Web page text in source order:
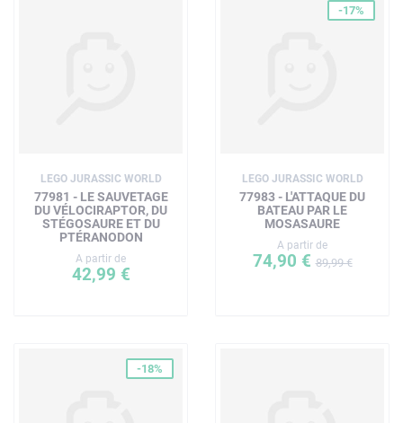
LEGO JURASSIC WORLD
77981 - LE SAUVETAGE
DU VÉLOCIRAPTOR, DU
STÉGOSAURE ET DU
PTÉRANODON
A partir de
42,99 €
-17%
LEGO JURASSIC WORLD
77983 - L'ATTAQUE DU
BATEAU PAR LE
MOSASAURE
A partir de
74,90 €89,99 €
-18%